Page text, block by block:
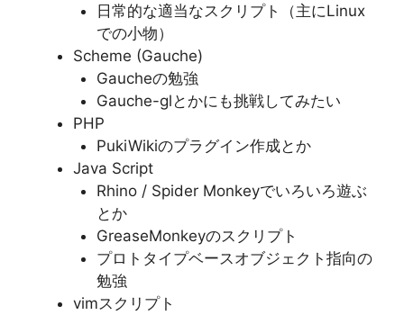
日常的な適当なスクリプト（主にLinux
での小物）
Scheme (Gauche)
Gaucheの勉強
Gauche-glとかにも挑戦してみたい
PHP
PukiWikiのプラグイン作成とか
Java Script
Rhino / Spider Monkeyでいろいろ遊ぶ
とか
GreaseMonkeyのスクリプト
プロトタイプベースオブジェクト指向の
勉強
vimスクリプト